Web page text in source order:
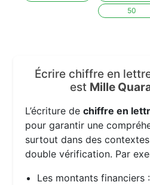
50
Écrire chiffre en
est Mille
L’écriture dechiffre en
pour garantir une
surtout dans des
double vérification. Par
Les montants financiers